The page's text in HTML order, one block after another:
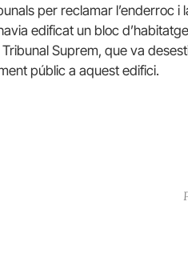
per reclamar l’enderroc i
edificat un bloc
Suprem, que va
públic a aquest edifici.